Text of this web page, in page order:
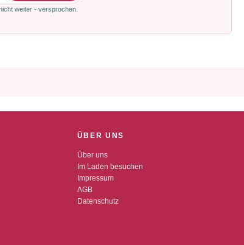
weiter - versprochen.
ÜBER UNS
Über uns
Im Laden besuchen
Impressum
AGB
Datenschutz